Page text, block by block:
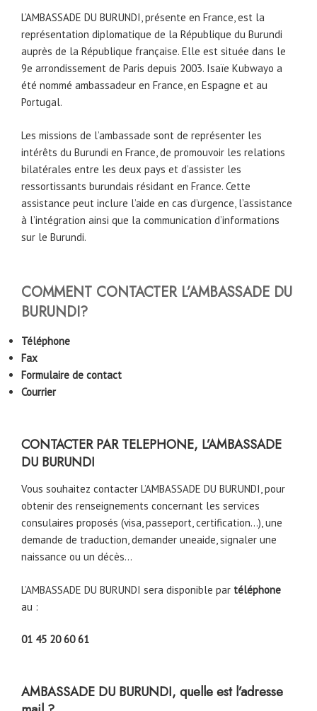
L’AMBASSADE DU BURUNDI, présente en France, est la
représentation diplomatique de la République du Burundi
auprès de la République française. Elle est située dans le
9e arrondissement de Paris depuis 2003. Isaïe Kubwayo a
été nommé ambassadeur en France, en Espagne et au
Portugal.
Les missions de l’ambassade sont de représenter les
intérêts du Burundi en France, de promouvoir les relations
bilatérales entre les deux pays et d’assister les
ressortissants burundais résidant en France. Cette
assistance peut inclure l’aide en cas d’urgence, l’assistance
à l’intégration ainsi que la communication d’informations
sur le Burundi.
COMMENT CONTACTER L’AMBASSADE DU
BURUNDI?
Téléphone
Fax
Formulaire de contact
Courrier
CONTACTER PAR TELEPHONE, L’AMBASSADE
DU BURUNDI
Vous souhaitez contacter L’AMBASSADE DU BURUNDI, pour
obtenir des renseignements concernant les services
consulaires proposés (visa, passeport, certification…), une
demande de traduction, demander uneaide, signaler une
naissance ou un décès…
L’AMBASSADE DU BURUNDI sera disponible par téléphone
au :
01 45 20 60 61
AMBASSADE DU BURUNDI, quelle est l’adresse